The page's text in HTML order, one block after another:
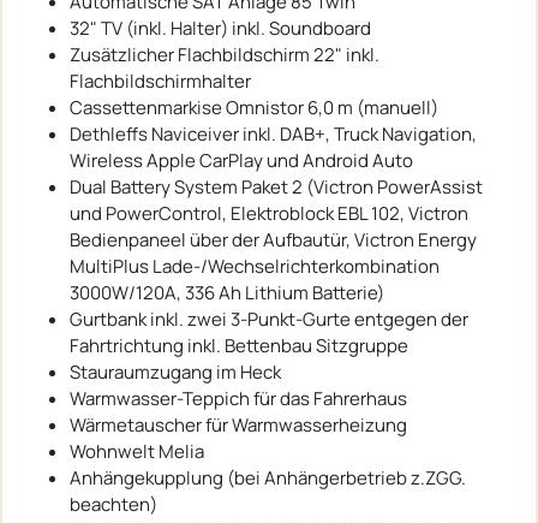
32" TV (inkl. Halter) inkl. Soundboard
Zusätzlicher Flachbildschirm 22" inkl.
Flachbildschirmhalter
Cassettenmarkise Omnistor 6,0 m (manuell)
Dethleffs Naviceiver inkl. DAB+, Truck Navigation,
Wireless Apple CarPlay und Android Auto
Dual Battery System Paket 2 (Victron PowerAssist
und PowerControl, Elektroblock EBL 102, Victron
Bedienpaneel über der Aufbautür, Victron Energy
MultiPlus Lade-/Wechselrichterkombination
3000W/120A, 336 Ah Lithium Batterie)
Gurtbank inkl. zwei 3-Punkt-Gurte entgegen der
Fahrtrichtung inkl. Bettenbau Sitzgruppe
Stauraumzugang im Heck
Warmwasser-Teppich für das Fahrerhaus
Wärmetauscher für Warmwasserheizung
Wohnwelt Melia
Anhängekupplung (bei Anhängerbetrieb z.ZGG.
beachten)